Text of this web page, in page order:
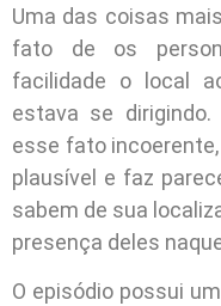
Uma das coisas
fato de os
facilidade o local
estava se
esse fato
plausível e faz
sabem de sua
presença deles
O episódio possui